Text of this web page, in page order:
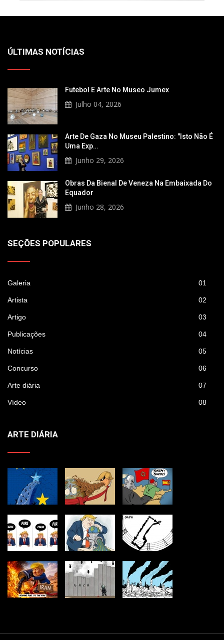
ÚLTIMAS NOTÍCIAS
Futebol E Arte No Museo Jumex
Julho 04, 2026
Arte De Gaza No Museu Palestino: "Isto Não É
Uma Exp…
Junho 29, 2026
Obras Da Bienal De Veneza Na Embaixada Do
Equador
Junho 28, 2026
SEÇÕES POPULARES
Galeria 01
Artista 02
Artigo 03
Publicações 04
Notícias 05
Concurso 06
Arte diária 07
Vídeo 08
ARTE DIÁRIA